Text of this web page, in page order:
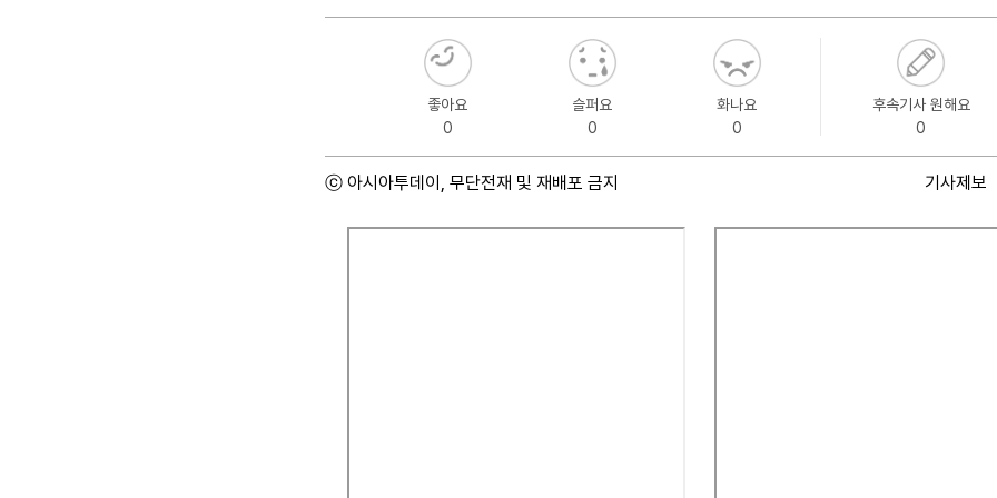
좋아요
0
슬퍼요
0
화나요
0
후속기사 원해요
0
ⓒ 아시아투데이, 무단전재 및 재배포 금지 기사제보